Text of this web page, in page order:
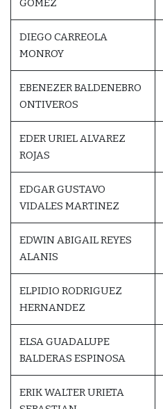
GOMEZ
DIEGO CARREOLA
MONROY
EBENEZER BALDENEBRO
ONTIVEROS
EDER URIEL ALVAREZ
ROJAS
EDGAR GUSTAVO
VIDALES MARTINEZ
EDWIN ABIGAIL REYES
ALANIS
ELPIDIO RODRIGUEZ
HERNANDEZ
ELSA GUADALUPE
BALDERAS ESPINOSA
ERIK WALTER URIETA